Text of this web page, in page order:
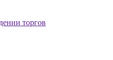
торгов